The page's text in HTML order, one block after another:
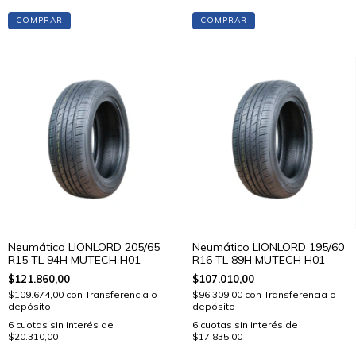
COMPRAR COMPRAR
Neumático LIONLORD 205/65
R15 TL 94H MUTECH H01
$121.860,00
$109.674,00 con Transferencia o
depósito
6 cuotas sin interés de
$20.310,00
Neumático LIONLORD 195/60
R16 TL 89H MUTECH H01
$107.010,00
$96.309,00 con Transferencia o
depósito
6 cuotas sin interés de
$17.835,00